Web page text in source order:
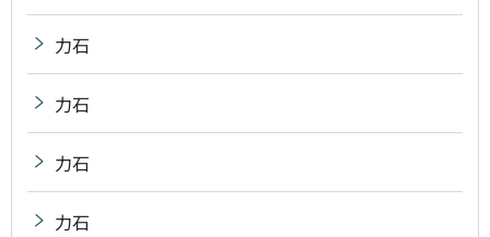
力石
力石
力石
力石